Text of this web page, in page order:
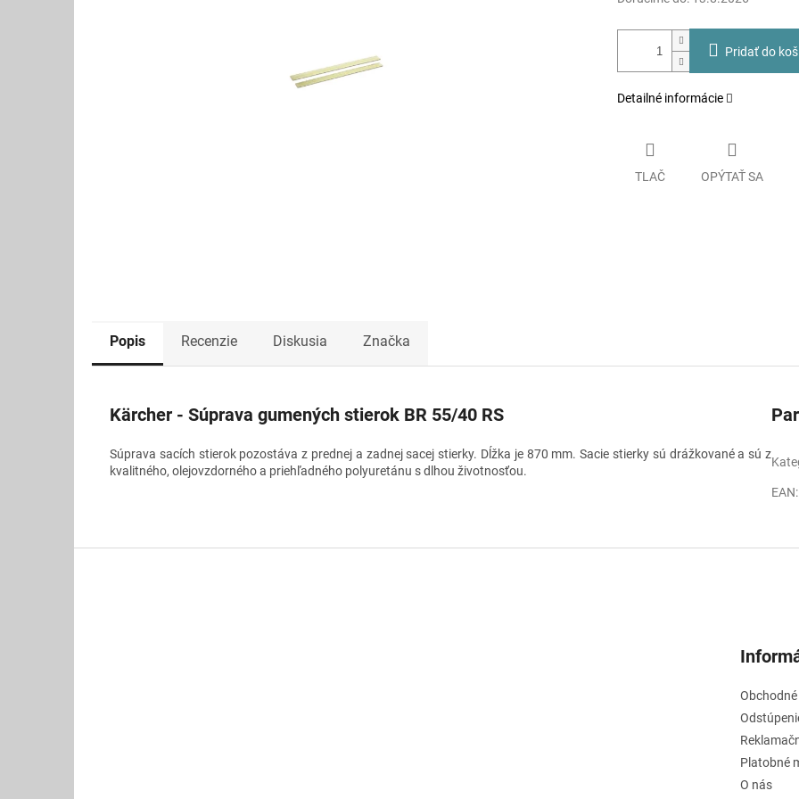
Pridať do
Detailné informácie
TLAČ OPÝTAŤ SA
Popis Recenzie Diskusia Značka
Kärcher - Súprava gumených stierok BR 55/40 RS
Súprava sacích stierok pozostáva z prednej a zadnej sacej stierky. Dĺžka je 870 mm. Sacie stierky sú drážkované a sú z
kvalitného, olejovzdorného a priehľadného polyuretánu s dlhou životnosťou.
EAN:
Platobné
O nás